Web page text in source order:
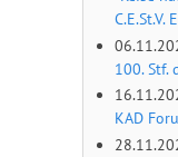
C.E.St.V.
100. Stf.
KAD